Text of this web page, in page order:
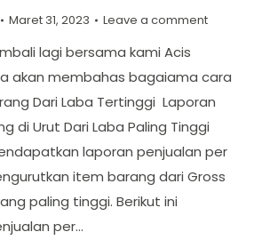
Maret 31, 2023 Leave a comment
lagi bersama kami Acis
akan membahas bagaiama cara
Dari Laba Tertinggi Laporan
di Urut Dari Laba Paling Tinggi
laporan penjualan per
item barang dari Gross
paling tinggi. Berikut ini
per…